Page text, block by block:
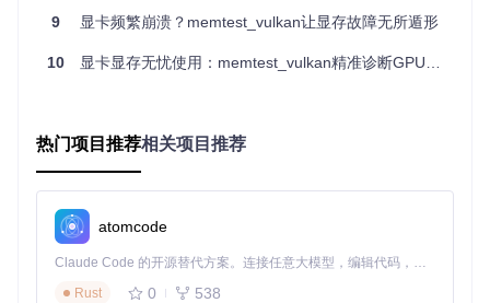
存，而memtest_vulkan通过Vulkan计算着色器绕过驱动层，
直接对显存进行读写验证。
检测原理：工具采用"写入-验证"循环机制，向显存写入特定模
转统计。对于单比特错误，可尝试降低显存频率或改善散热；
多比特错误通常表明硬件存在严重问题，建议联系厂商维修。
三类场景深度应用：从日常到专业级检测
9 显卡频繁崩溃？memtest_vulkan让显存故障无所遁形
10 显卡显存无忧使用：memtest_vulkan精准诊断GPU稳定性问题
热门项目推荐相关项目推荐
atomcode
Claude Code 的开源替代方案。连接任意大模型，编辑代码，运行命令，自动验证 — 全自动执行。用 Rust 构建，极致性能。 ｜ An open-source alternative to Claude Code. Connect any LLM, edit code, run commands, and verify changes — autonomously. Built in Rust for speed. Get Started
Rust
0 538